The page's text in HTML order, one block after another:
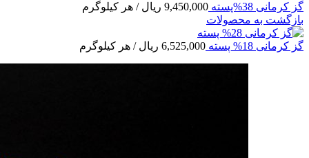
گز کرمانی 38%پسته 9,450,000 ریال / هر کیلوگرم
بازگشت به محصولات
گز کرمانی 18% پسته 6,525,000 ریال / هر کیلوگرم